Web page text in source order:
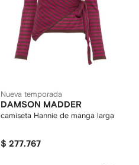
Nueva temporada
DAMSON MADDER
camiseta Hannie de manga larga
$ 277.767